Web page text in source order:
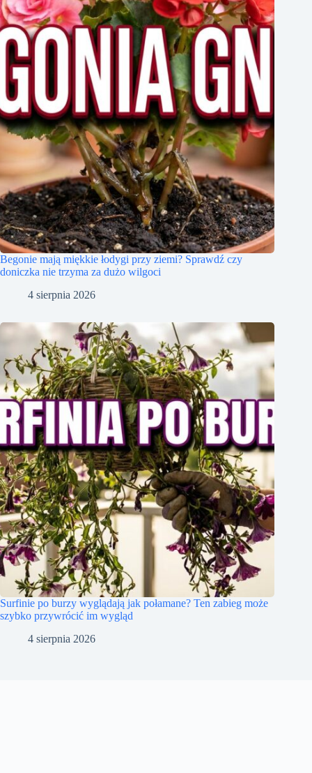
Begonie mają miękkie łodygi przy ziemi? Sprawdź czy
doniczka nie trzyma za dużo wilgoci
4 sierpnia 2026
Surfinie po burzy wyglądają jak połamane? Ten zabieg może
szybko przywrócić im wygląd
4 sierpnia 2026